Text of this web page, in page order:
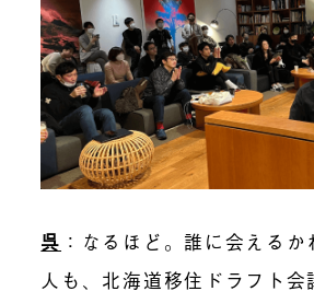
呉 ：なるほど。誰に会える
人も、北海道移住ドラフト会